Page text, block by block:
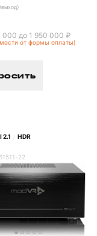
выход)
000 до 1 950 000 ₽
от формы оплаты)
2.1 HDR
61511-22